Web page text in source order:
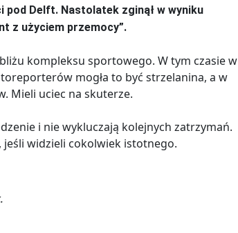
pod Delft. Nastolatek zginął w wyniku
z użyciem przemocy”.
kompleksu sportowego. W tym czasie w
mogła to być strzelanina, a w
Mieli uciec na skuterze.
i nie wykluczają kolejnych zatrzymań.
jeśli widzieli cokolwiek istotnego.